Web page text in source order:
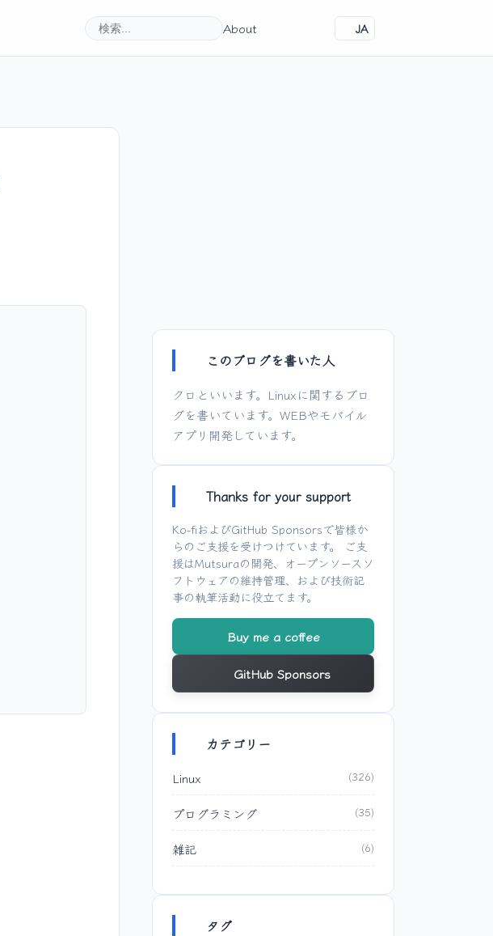
About JA
このブログを書いた人
クロといいます。Linuxに関するブロ
グを書いています。WEBやモバイル
アプリ開発しています。
Thanks for your support
Ko-fiおよびGitHub Sponsorsで皆様か
らのご支援を受けつけています。 ご支
援はMutsuraの開発、オープンソースソ
フトウェアの維持管理、および技術記
事の執筆活動に役立てます。
Buy me a coffee
GitHub Sponsors
カテゴリー
Linux (326)
プログラミング (35)
雑記 (6)
タグ